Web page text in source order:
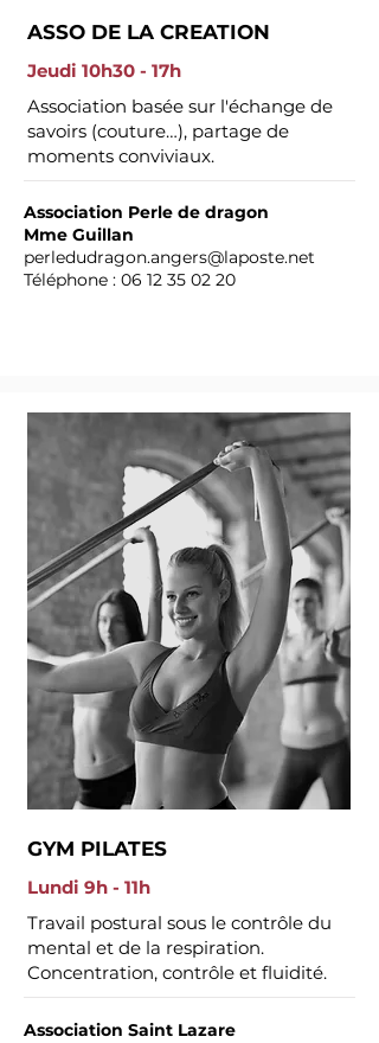
ASSO DE LA CREATION
Jeudi 10h30 - 17h
Association basée sur l'échange de
savoirs (couture…), partage de
moments conviviaux.
Association Perle de dragon
Mme Guillan
perledudragon.angers@laposte.net
Téléphone : 06 12 35 02 20
GYM PILATES
Lundi 9h - 11h
Travail postural sous le contrôle du
mental et de la respiration.
Concentration, contrôle et fluidité.
Association Saint Lazare